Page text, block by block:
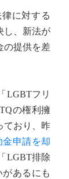
に対する
し、新法が
の提供を差
LGBTフリ
の権利擁
ており、昨
金申請を却
LGBT排除
あるにも